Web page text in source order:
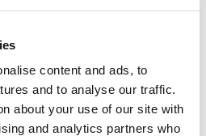
content and ads, to
and to analyse our traffic.
about your use of our site with
and analytics partners who
JM Waalwijk